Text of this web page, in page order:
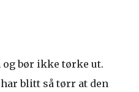
bør ikke tørke ut.
blitt så tørr at den